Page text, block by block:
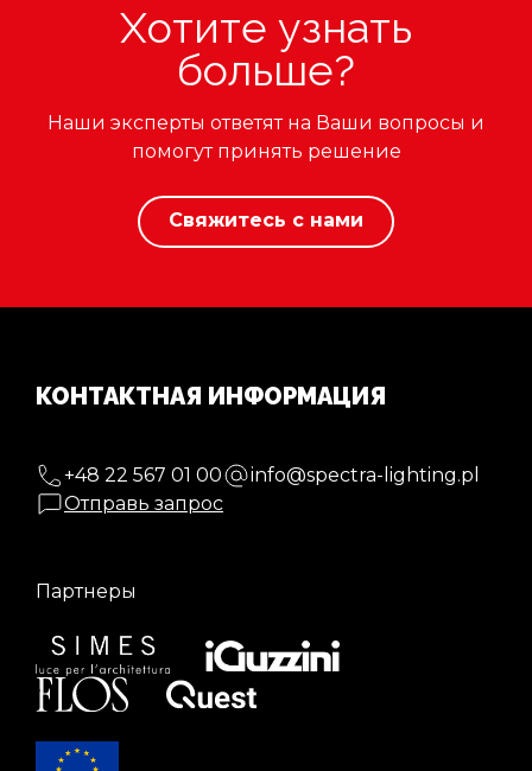
Хотите узнать
больше?
Наши эксперты ответят на Ваши вопросы и
помогут принять решение
Свяжитесь с нами
КОНТАКТНАЯ ИНФОРМАЦИЯ
+48 22 567 01 00
info@spectra-lighting.pl
Отправь запрос
Партнеры